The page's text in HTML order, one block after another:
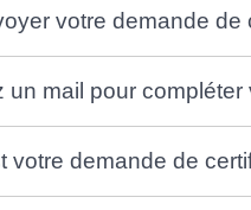
votre demande
un mail pour
votre demande de